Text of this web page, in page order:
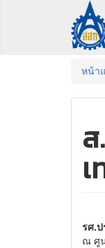
หน้า
รศ.ป
ณ ศู